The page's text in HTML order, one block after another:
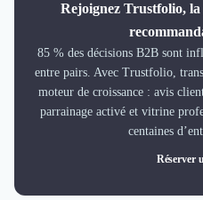
Rejoignez Trustfolio,
85 % des décisions B2B sont
entre pairs. Avec Trustfolio,
moteur de croissance : avis
parrainage activé et vitrine
centaines
Réserver